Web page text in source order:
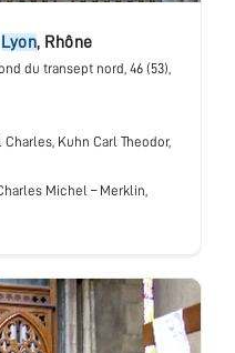
Lyon, Rhône
du transept nord , 46 (53),
Kuhn Carl Theodor,
Michel – Merklin,